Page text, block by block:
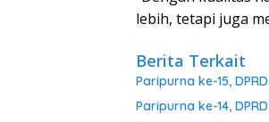
lebih, tetapi juga
Berita Terkait
Paripurna ke-15,
Paripurna ke-14,